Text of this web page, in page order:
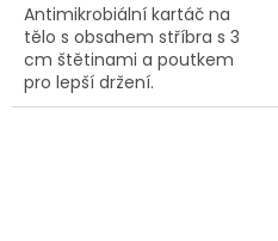
Antimikrobiální kartáč na
tělo s obsahem stříbra s 3
cm štětinami a poutkem
pro lepší držení.